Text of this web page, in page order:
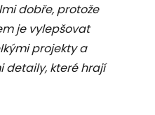
dobře, protože
je vylepšovat
projekty a
detaily, které hrají